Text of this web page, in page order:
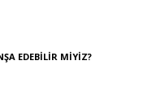
EDEBİLİR MİYİZ?